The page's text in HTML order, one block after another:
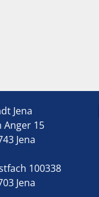
Jena
Anger 15
Jena
100338
Jena